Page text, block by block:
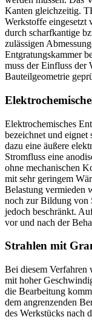
Kanten gleichzeitig.
Werkstoffe eingesetzt
durch scharfkantige
zulässigen
Entgratungskammer
muss der Einfluss der
Bauteilgeometrie
Elektrochemisches
bezeichnet und
dazu eine äußere
Stromfluss eine
ohne mechanischen
mit sehr geringem
Belastung vermieden
noch zur Bildung von
jedoch beschränkt.
vor und nach der
Strahlen mit
Bei diesem Verfahren
mit hoher
die Bearbeitung
dem angrenzenden
des Werkstücks nach